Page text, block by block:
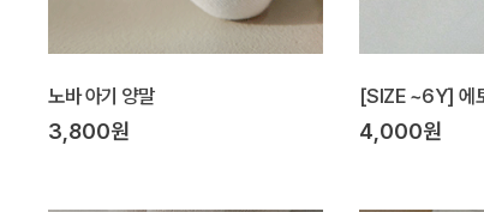
노바 아기 양말
3,800원
[SIZE ~6Y] 에
4,000원